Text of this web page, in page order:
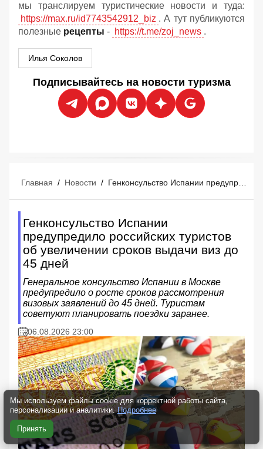
мы транслируем туристические новости и туда:
https://max.ru/id7743542912_biz . А тут публикуются
полезные рецепты - https://t.me/zoj_news .
Илья Соколов
Подписывайтесь на новости туризма
Главная / Новости /
Генконсульство Испании
предупредило российских туристов
об увеличении сроков выдачи виз до
45 дней
Генеральное консульство Испании в Москве
предупредило о росте сроков рассмотрения
визовых заявлений до 45 дней. Туристам
советуют планировать поездки заранее.
06.08.2026 23:00
Мы используем файлы cookie для корректной работы сайта,
персонализации и аналитики. Подробнее
Принять